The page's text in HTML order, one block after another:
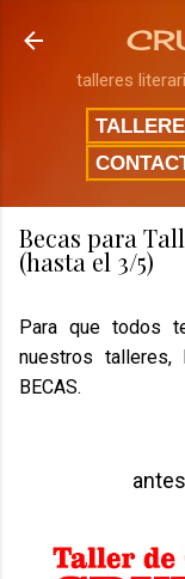
talleres
Becas para
(hasta el 3/5)
Para que todos
nuestros talleres,
BECAS.